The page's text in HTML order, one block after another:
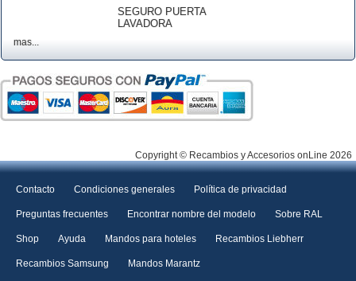
SEGURO PUERTA
LAVADORA
mas...
Copyright © Recambios y Accesorios onLine 2026
Contacto Condiciones generales Política de privacidad
Preguntas frecuentes Encontrar nombre del modelo Sobre RAL
Shop Ayuda Mandos para hoteles Recambios Liebherr
Recambios Samsung Mandos Marantz